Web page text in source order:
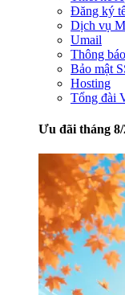
Đăng ký
Dịch vụ
Umail
Thông
Bảo mật
Hosting
Tổng đài
Ưu đãi tháng 8/